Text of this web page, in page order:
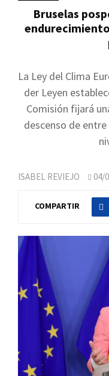
Bruselas
La Ley del Clima
der Leyen
Comisión fijará
descenso de
ISABEL REVIEJO 04/
COMPARTIR